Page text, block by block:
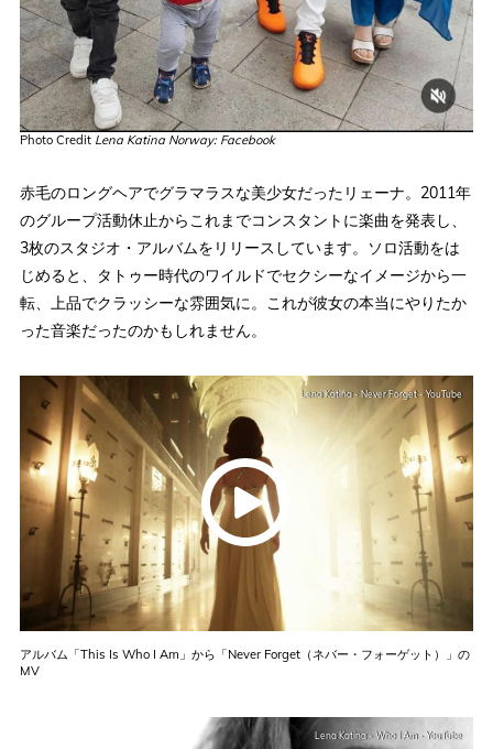
Photo Credit Lena Katina Norway: Facebook
赤毛のロングヘアでグラマラスな美少女だったリェーナ。2011年
のグループ活動休止からこれまでコンスタントに楽曲を発表し、
3枚のスタジオ・アルバムをリリースしています。ソロ活動をは
じめると、タトゥー時代のワイルドでセクシーなイメージから一
転、上品でクラッシーな雰囲気に。これが彼女の本当にやりたか
った音楽だったのかもしれません。
Lena Katina - Never Forget - YouTube
アルバム「This Is Who I Am」から「Never Forget（ネバー・フォーゲット）」の
MV
Lena Katina - Who I Am - YouTube